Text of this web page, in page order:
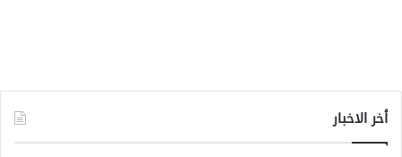
أخر الاخبار